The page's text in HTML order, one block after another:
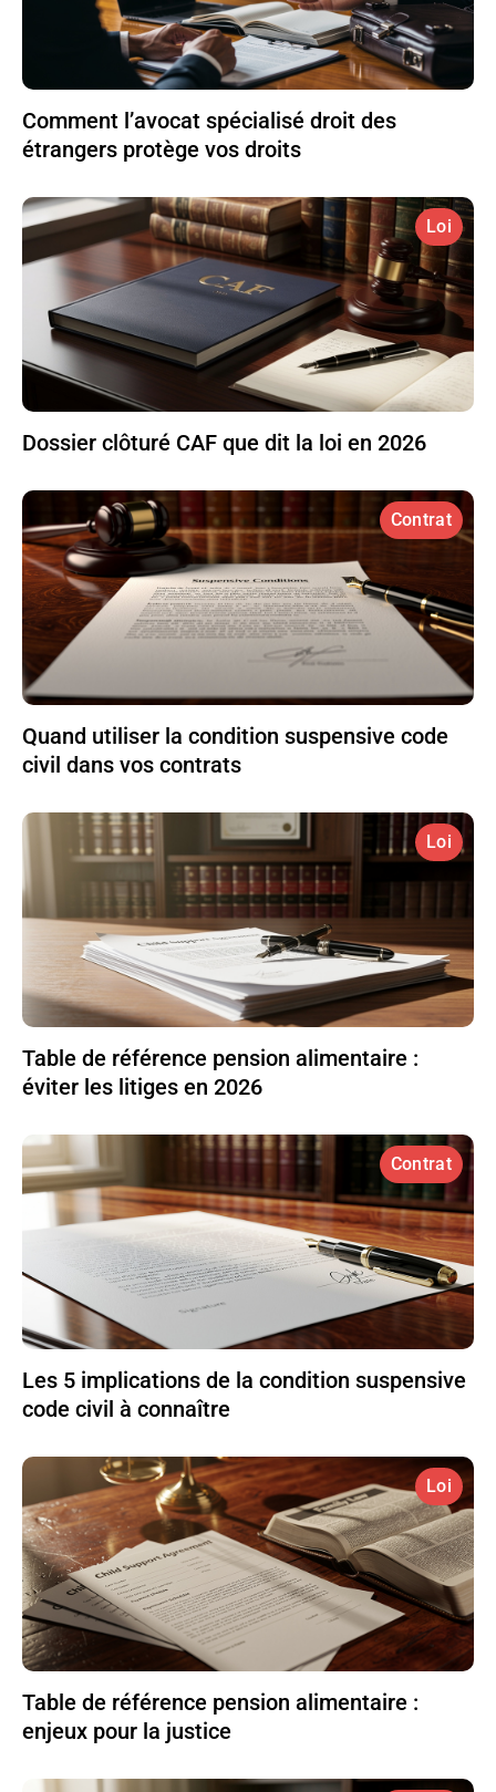
Comment l’avocat spécialisé droit des
étrangers protège vos droits
Loi
Dossier clôturé CAF que dit la loi en 2026
Contrat
Quand utiliser la condition suspensive code
civil dans vos contrats
Loi
Table de référence pension alimentaire :
éviter les litiges en 2026
Contrat
Les 5 implications de la condition suspensive
code civil à connaître
Loi
Table de référence pension alimentaire :
enjeux pour la justice